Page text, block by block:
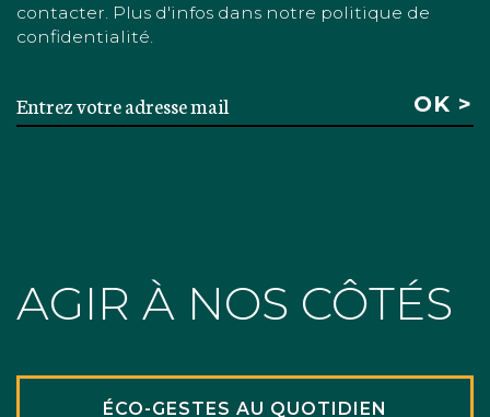
contacter. Plus d'infos dans notre politique de
confidentialité.
AGIR À NOS CÔTÉS
ÉCO-GESTES AU QUOTIDIEN